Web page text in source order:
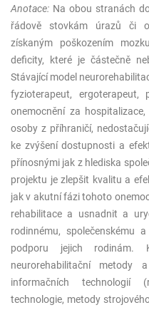
Anotace: Na obou stranách
řádově stovkám úrazů či
získaným poškozením
deficity, které je částečně
Stávající model
fyzioterapeut,
onemocnění za
osoby z příhraničí,
ke zvýšení dostupnosti a
přínosnými jak z hlediska
projektu je zlepšit kvalitu a
jak v akutní fázi tohoto
rehabilitace a usnadnit a
rodinnému, společenskému
podporu jejich
neurorehabilitační
informačních technologií
technologie, metody